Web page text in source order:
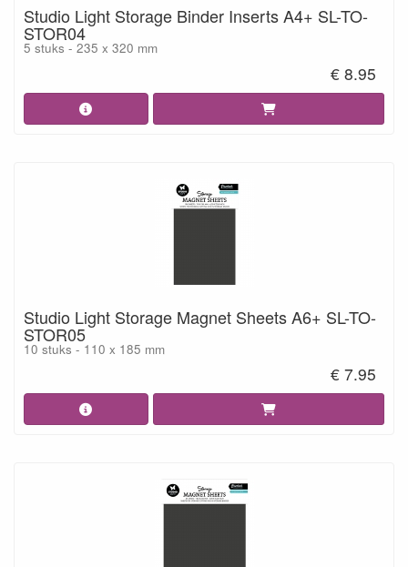
Studio Light Storage Binder Inserts A4+ SL-TO-
STOR04
5 stuks - 235 x 320 mm
€ 8.95
Studio Light Storage Magnet Sheets A6+ SL-TO-
STOR05
10 stuks - 110 x 185 mm
€ 7.95